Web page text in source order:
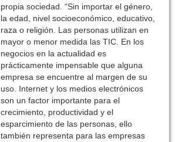
propia sociedad. “Sin importar el género,
la edad, nivel socioeconómico, educativo,
raza o religión. Las personas utilizan en
mayor o menor medida las TIC. En los
negocios en la actualidad es
prácticamente impensable que alguna
empresa se encuentre al margen de su
uso. Internet y los medios electrónicos
son un factor importante para el
crecimiento, productividad y el
esparcimiento de las personas, ello
también representa para las empresas